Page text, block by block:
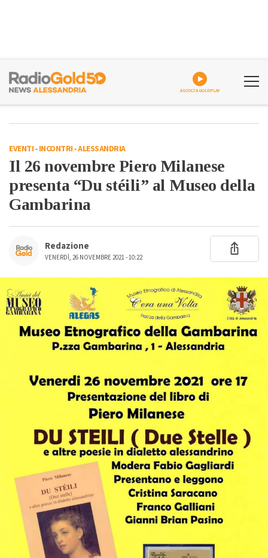
ASCOLTA GOLDPLAY
EVENTI-INCONTRI-ALESSANDRIA
Il 26 novembre Piero Milanese
presenta “Du stéili” al Museo della
Gambarina
Redazione
VENERDÌ, 26 NOVEMBRE 2021 - 10:22